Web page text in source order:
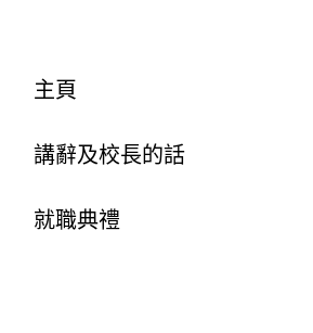
主頁
講辭及校長的話
就職典禮